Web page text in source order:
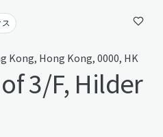
Kong, Hong Kong, 0000, HK
3/F, Hilder